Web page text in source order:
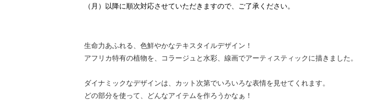
（月）以降に順次対応させていただきますので、ご了承ください。
生命力あふれる、色鮮やかなテキスタイルデザイン！
アフリカ特有の植物を、コラージュと水彩、線画でアーティスティックに描きました。
ダイナミックなデザインは、カット次第でいろいろな表情を見せてくれます。
どの部分を使って、どんなアイテムを作ろうかなぁ！